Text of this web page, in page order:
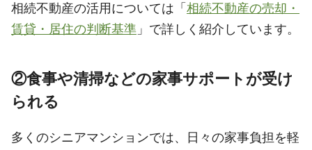
相続不動産の活用については「 相続不動産の売却・
賃貸・居住の判断基準 」で詳しく紹介しています。
②食事や清掃などの家事サポートが受け
られる
多くのシニアマンションでは、日々の家事負担を軽